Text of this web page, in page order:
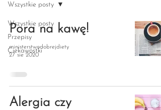
Wszystkie posty
Przepisy
Ciekawostki
Wszystkie posty
Pora na kawę!
ministerstwodobrejdiety
27 sie 2020
Alergia czy